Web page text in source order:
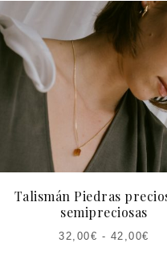
Talismán Piedras
semipreciosas
32,00€ - 42,00€